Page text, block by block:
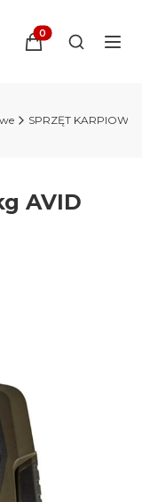
Produkty w
Otwórz
SPRZĘT KARPIOWY
AVID